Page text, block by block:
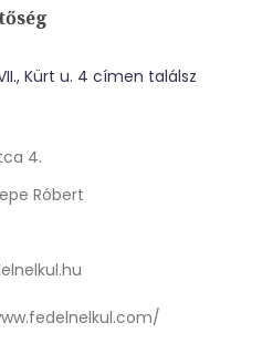
Kürt u. 4 címen találsz
4.
Róbert